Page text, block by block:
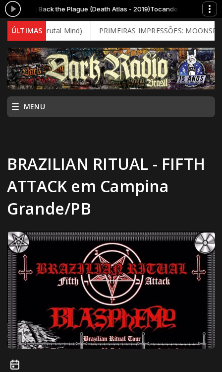
- Bring Back the Plague (Death Atlas - 2019)Tocando agora: CATTLE
ÚLTIMAS
(2026 - Brutal Mind) PRIMEIRAS IMPRESSÕES:
MENU
BRAZILIAN RITUAL - FIFTH
ATTACK em Campina
Grande/PB